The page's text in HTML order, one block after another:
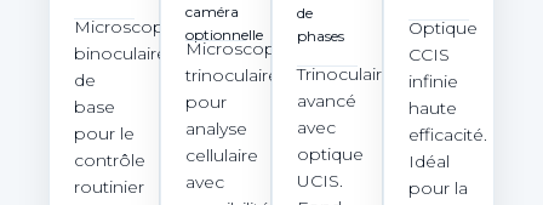
Microscope
binoculaire
de
base
pour le
contrôle
routinier
caméra
optionnelle
Microscope
trinoculaire
pour
analyse
cellulaire
avec
de
phases
Trinoculaire
avancé
avec
optique
UCIS.
Optique
CCIS
infinie
haute
efficacité.
Idéal
pour la